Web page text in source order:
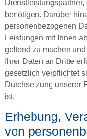
benötigen. Darüber
personenbezogenen
Leistungen mit Ihnen
geltend zu machen
Ihrer Daten an Dritte
gesetzlich verpflichtet
Durchsetzung unserer
ist.
Erhebung,
von